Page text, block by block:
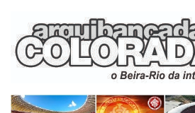
content
Arquibancada